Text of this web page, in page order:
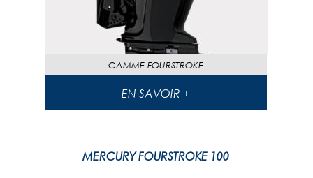
GAMME FOURSTROKE
EN SAVOIR +
MERCURY FOURSTROKE 100